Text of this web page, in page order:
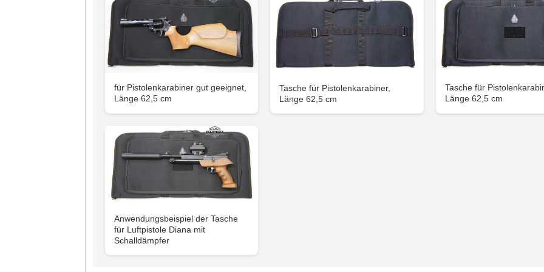
für Pistolenkarabiner gut geeignet,
Länge 62,5 cm
Tasche für Pistolenkarabiner,
Länge 62,5 cm
Tasche für
Länge 62,5 cm
Anwendungsbeispiel der Tasche
für Luftpistole Diana mit
Schalldämpfer